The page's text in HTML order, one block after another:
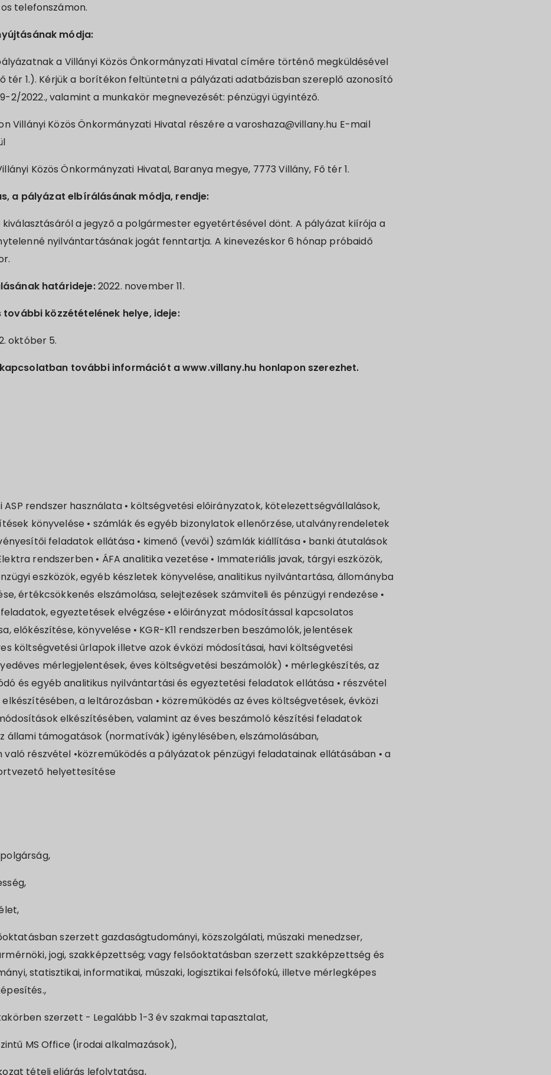
telefonszámon.
módja:
a Villányi Közös Önkormányzati Hivatal címére történő megküldésével
tér 1.). Kérjük a borítékon feltüntetni a pályázati adatbázisban szereplő azonosító
2/2022., valamint a munkakör megnevezését: pénzügyi ügyintéző.
Villányi Közös Önkormányzati Hivatal részére a varoshaza@villany.hu E-mail
Közös Önkormányzati Hivatal, Baranya megye, 7773 Villány, Fő tér 1.
a pályázat elbírálásának módja, rendje:
a jegyző a polgármester egyetértésével dönt. A pályázat kiírója a
nyilvántartásának jogát fenntartja. A kinevezéskor 6 hónap próbaidő
határideje:2022. november 11.
közzétételének helye, ideje:
október 5.
további információt a www.villany.hu honlapon szerezhet.
rendszer használata • költségvetési előirányzatok, kötelezettségvállalások,
könyvelése • számlák és egyéb bizonylatok ellenőrzése, utalványrendeletek
feladatok ellátása • kimenő (vevői) számlák kiállítása • banki átutalások
rendszerben • ÁFA analitika vezetése • Immateriális javak, tárgyi eszközök,
eszközök, egyéb készletek könyvelése, analitikus nyilvántartása, állományba
értékcsökkenés elszámolása, selejtezések számviteli és pénzügyi rendezése •
egyeztetések elvégzése • előirányzat módosítással kapcsolatos
előkészítése, könyvelése • KGR-K11 rendszerben beszámolók, jelentések
költségvetési űrlapok illetve azok évközi módosításai, havi költségvetési
mérlegjelentések, éves költségvetési beszámolók) • mérlegkészítés, az
és egyéb analitikus nyilvántartási és egyeztetési feladatok ellátása • részvétel
a leltározásban • közreműködés az éves költségvetések, évközi
elkészítésében, valamint az éves beszámoló készítési feladatok
állami támogatások (normatívák) igénylésében, elszámolásában,
való részvétel •közreműködés a pályázatok pénzügyi feladatainak ellátásában • a
helyettesítése
szerzett gazdaságtudományi, közszolgálati, műszaki menedzser,
jogi, szakképzettség; vagy felsőoktatásban szerzett szakképzettség és
statisztikai, informatikai, műszaki, logisztikai felsőfokú, illetve mérlegképes
szerzett - Legalább 1-3 év szakmai tapasztalat,
MS Office (irodai alkalmazások),
tételi eljárás lefolytatása,